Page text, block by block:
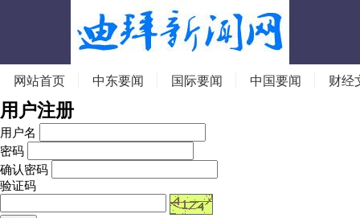
网站首页 中东要闻 国际要闻 中国要闻 财经
用户注册
用户名
密码
确认密码
验证码